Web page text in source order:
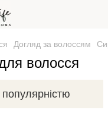
Догляд за волоссям
волосся